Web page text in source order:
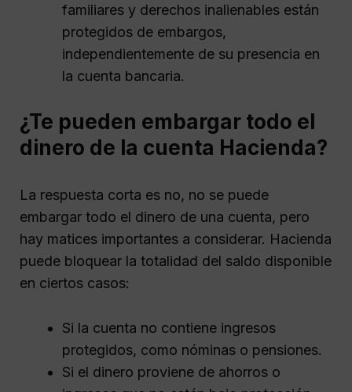
familiares y derechos inalienables están
protegidos de embargos,
independientemente de su presencia en
la cuenta bancaria.
¿Te pueden embargar todo el
dinero de la cuenta Hacienda?
La respuesta corta es no, no se puede
embargar todo el dinero de una cuenta, pero
hay matices importantes a considerar. Hacienda
puede bloquear la totalidad del saldo disponible
en ciertos casos:
Si la cuenta no contiene ingresos
protegidos, como nóminas o pensiones.
Si el dinero proviene de ahorros o